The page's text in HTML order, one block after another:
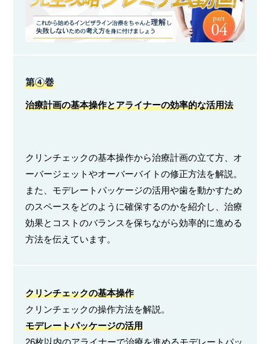
第④巻
治療計画の基本操作とアライナーの効率的な活用法
クリンチェックの基本操作から治療計画の立て方、オ
ーバージェットやオーバーバイトの修正方法を解説。
また、モデレートパッケージの活用や歯を動かすため
のスペースをどのように確保するのかを紹介し、治療
効果とコストのバランスを保ちながら効率的に進める
方法を伝えています。
クリンチェックの基本操作
クリンチェックの操作方法を解説。
モデレートパッケージの活用